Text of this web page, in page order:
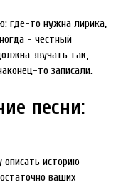
где-то нужна лирика,
- честный
звучать так,
то записали.
песни:
описать историю
ваших